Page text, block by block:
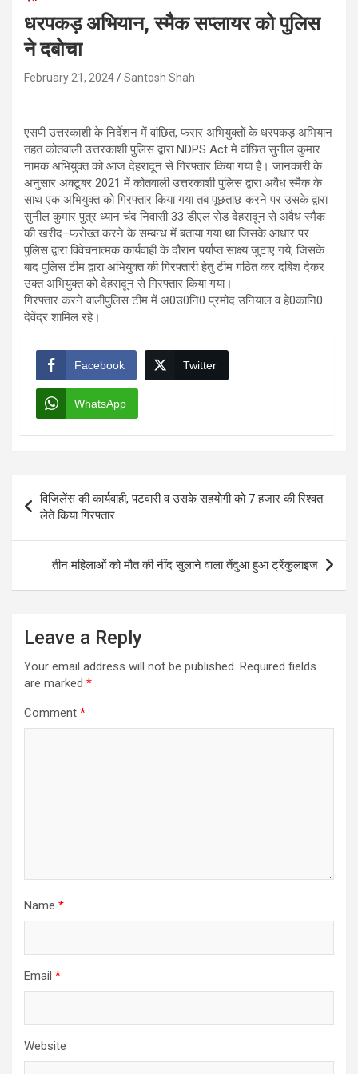
धरपकड़ अभियान, स्मैक सप्लायर को पुलिस
ने दबोचा
February 21, 2024 Santosh Shah
एसपी उत्तरकाशी के निर्देशन में वांछित, फरार अभियुक्तों के धरपकड़ अभियान
तहत कोतवाली उत्तरकाशी पुलिस द्वारा NDPS Act मे वांछित सुनील कुमार
नामक अभियुक्त को आज देहरादून से गिरफ्तार किया गया है। जानकारी के
अनुसार अक्टूबर 2021 में कोतवाली उत्तरकाशी पुलिस द्वारा अवैध स्मैक के
साथ एक अभियुक्त को गिरफ्तार किया गया तब पूछताछ करने पर उसके द्वारा
सुनील कुमार पुत्र ध्यान चंद निवासी 33 डीएल रोड देहरादून से अवैध स्मैक
की खरीद–फरोख्त करने के सम्बन्ध में बताया गया था जिसके आधार पर
पुलिस द्वारा विवेचनात्मक कार्यवाही के दौरान पर्याप्त साक्ष्य जुटाए गये, जिसके
बाद पुलिस टीम द्वारा अभियुक्त की गिरफ्तारी हेतु टीम गठित कर दबिश देकर
उक्त अभियुक्त को देहरादून से गिरफ्तार किया गया।
गिरफ्तार करने वालीपुलिस टीम में अ0उ0नि0 प्रमोद उनियाल व हे0कानि0
देवेंद्र शामिल रहे।
Facebook Twitter
WhatsApp
Post
navigation
विजिलेंस की कार्यवाही, पटवारी व उसके सहयोगी को 7 हजार की रिश्वत
लेते किया गिरफ्तार
तीन महिलाओं को मौत की नींद सुलाने वाला तेंदुआ हुआ ट्रेंकुलाइज
Leave a Reply
Your email address will not be published. Required fields
are marked *
Comment *
Name *
Email *
Website